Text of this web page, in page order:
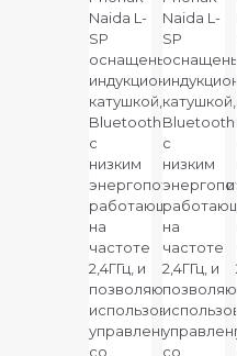
Naida L-
SP
оснащены
индукционной
катушкой,
Bluetooth®
с
низким
работающим
на
частоте
2,4ГГц, и
позволяют
использовать
управление
со
Naida L-
SP
катушкой,
с
низким
на
частоте
2,4ГГц, и
со